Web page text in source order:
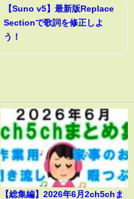
【Suno v5】最新版Replace
Sectionで歌詞を修正しよ
う！
【総集編】2026年6月2ch5chま